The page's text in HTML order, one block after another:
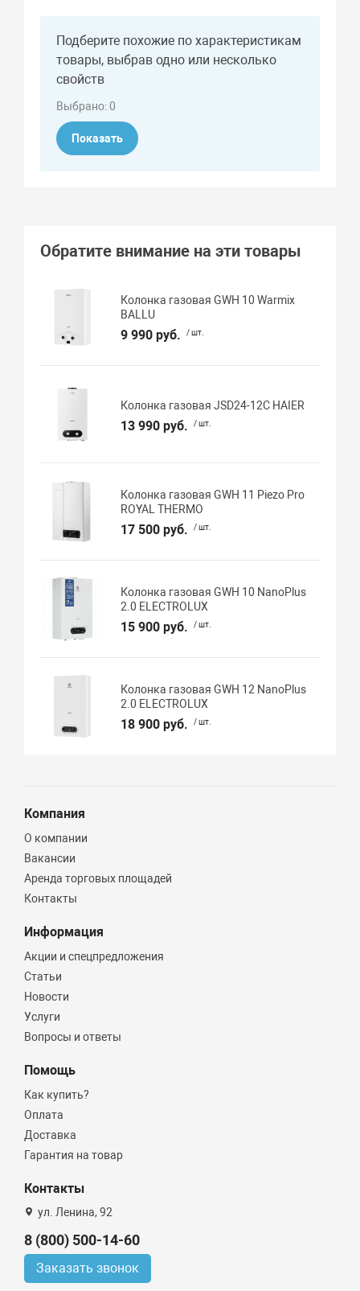
Подберите похожие по характеристикам
товары, выбрав одно или несколько
свойств
Выбрано:0
Показать
Обратите внимание на эти товары
Колонка газовая GWH 10 Warmix
BALLU
9 990 руб. / шт.
Колонка газовая JSD24-12C HAIER
13 990 руб. / шт.
Колонка газовая GWH 11 Piezo Pro
ROYAL THERMO
17 500 руб. / шт.
Колонка газовая GWH 10 NanoPlus
2.0 ELECTROLUX
15 900 руб. / шт.
Колонка газовая GWH 12 NanoPlus
2.0 ELECTROLUX
18 900 руб. / шт.
Компания
О компании
Вакансии
Аренда торговых площадей
Контакты
Информация
Акции и спецпредложения
Статьи
Новости
Услуги
Вопросы и ответы
Помощь
Как купить?
Оплата
Доставка
Гарантия на товар
Контакты
ул. Ленина, 92
8 (800) 500-14-60
Заказать звонок